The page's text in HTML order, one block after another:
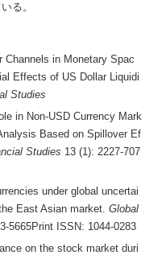
る。
Channels in Monetary Spac
Effects of US Dollar Liquidi
Studies
in Non-USD Currency Mark
Based on Spillover Ef
Studies 13 (1): 2227-707
under global uncertai
East Asian market. Global
5665Print ISSN: 1044-0283
on the stock market duri